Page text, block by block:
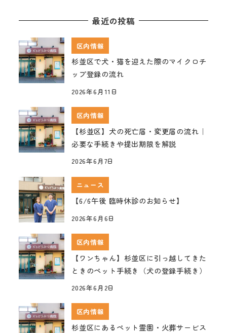
最近の投稿
区内情報
杉並区で犬・猫を迎えた際のマイクロチ
ップ登録の流れ
2026年6月11日
区内情報
【杉並区】犬の死亡届・変更届の流れ｜
必要な手続きや提出期限を解説
2026年6月7日
ニュース
【6/6午後 臨時休診のお知らせ】
2026年6月6日
区内情報
【ワンちゃん】杉並区に引っ越してきた
ときのペット手続き（犬の登録手続き）
2026年6月2日
区内情報
杉並区にあるペット霊園・火葬サービス